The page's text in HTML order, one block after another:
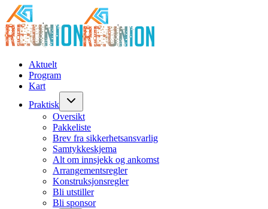
Aktuelt
Program
Kart
Praktisk
Oversikt
Pakkeliste
Brev fra sikkerhetsansvarlig
Samtykkeskjema
Alt om innsjekk og ankomst
Arrangementsregler
Konstruksjonsregler
Bli utstiller
Bli sponsor